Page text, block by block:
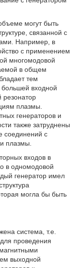
могут быть
связанной с
Например, в
с применением
многомодовой
в общем
тем
входной
плазмы.
генераторов и
также затруднены
соединений с
плазмы.
входов в
в одномодовой
генератор имел
могла бы быть
система, т.е.
проведения
выходной